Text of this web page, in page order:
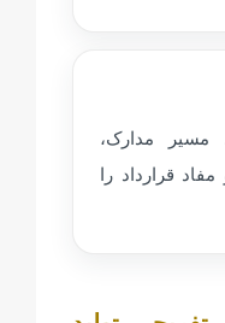
مسیر مدارک،
قرارداد را